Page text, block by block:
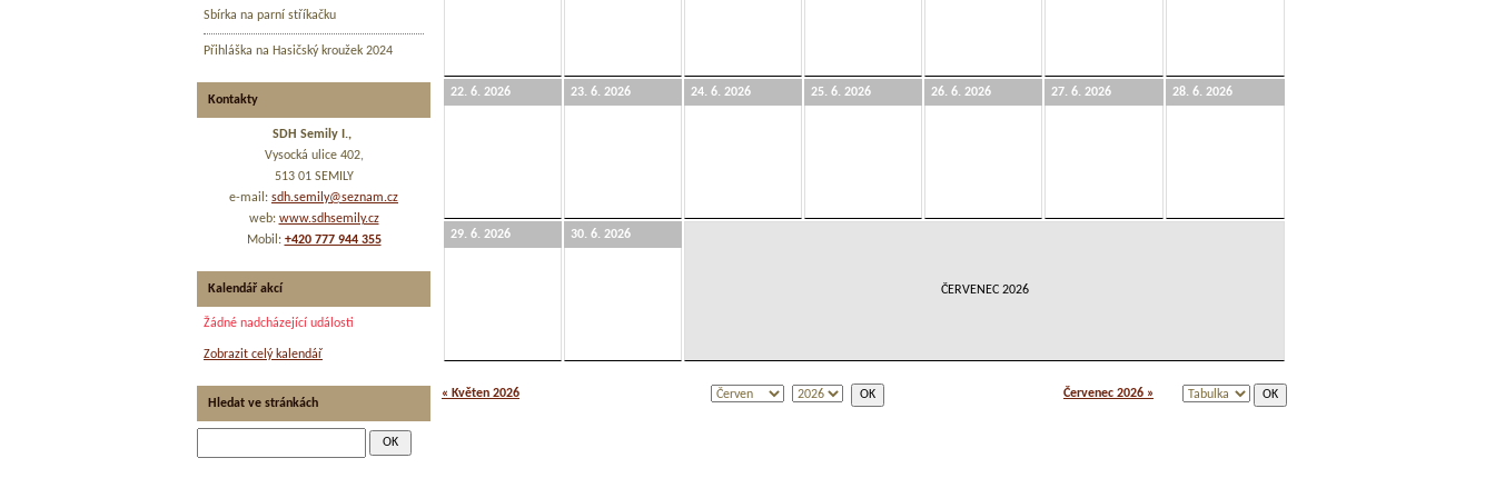
22. 6. 2026 23. 6. 2026 24. 6. 2026 25. 6. 2026 26. 6. 2026 27. 6. 2026 28. 6. 2026
29. 6. 2026 30. 6. 2026
ČERVENEC 2026
« Květen 2026 Červenec 2026 »
Sbírka na parní stříkačku
Přihláška na Hasičský kroužek 2024
Kontakty
SDH Semily I.,
Vysocká ulice 402,
513 01 SEMILY
e-mail: sdh.semily@seznam.cz
web: www.sdhsemily.cz
Mobil: +420 777 944 355
Kalendář akcí
Žádné nadcházející události
Zobrazit celý kalendář
Hledat ve stránkách